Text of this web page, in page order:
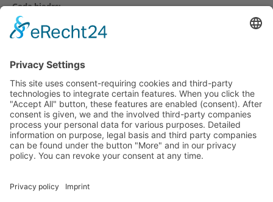
Goda biedrs:
Kā loceklis jūs esat daļa no pieaugošās, starptautiskās Bowen
sabiedrības un ne tikai saņemat jaunāko informāciju par norisēm
BOWTECH jomā, bet varat palīdzēt to arī veidot.
Copyright Bowen Academy Austrija